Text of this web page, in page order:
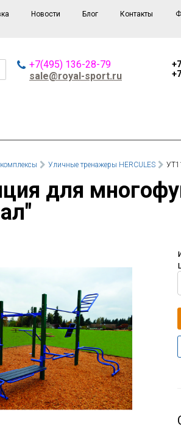
Новости Блог Контакты
+7(495) 136-28-79
sale@royal-sport.ru
Уличные тренажеры HERCULES